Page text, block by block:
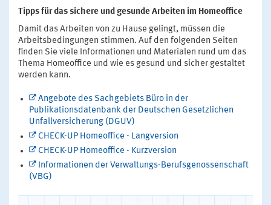
Tipps für das sichere und gesunde Arbeiten im Homeoffice
Damit das Arbeiten von zu Hause gelingt, müssen die
Arbeitsbedingungen stimmen. Auf den folgenden Seiten
finden Sie viele Informationen und Materialen rund um das
Thema Homeoffice und wie es gesund und sicher gestaltet
werden kann.
Angebote des Sachgebiets Büro in der
Publikationsdatenbank der Deutschen Gesetzlichen
Unfallversicherung (DGUV)
CHECK-UP Homeoffice - Langversion
CHECK-UP Homeoffice - Kurzversion
Informationen der Verwaltungs-Berufsgenossenschaft
(VBG)